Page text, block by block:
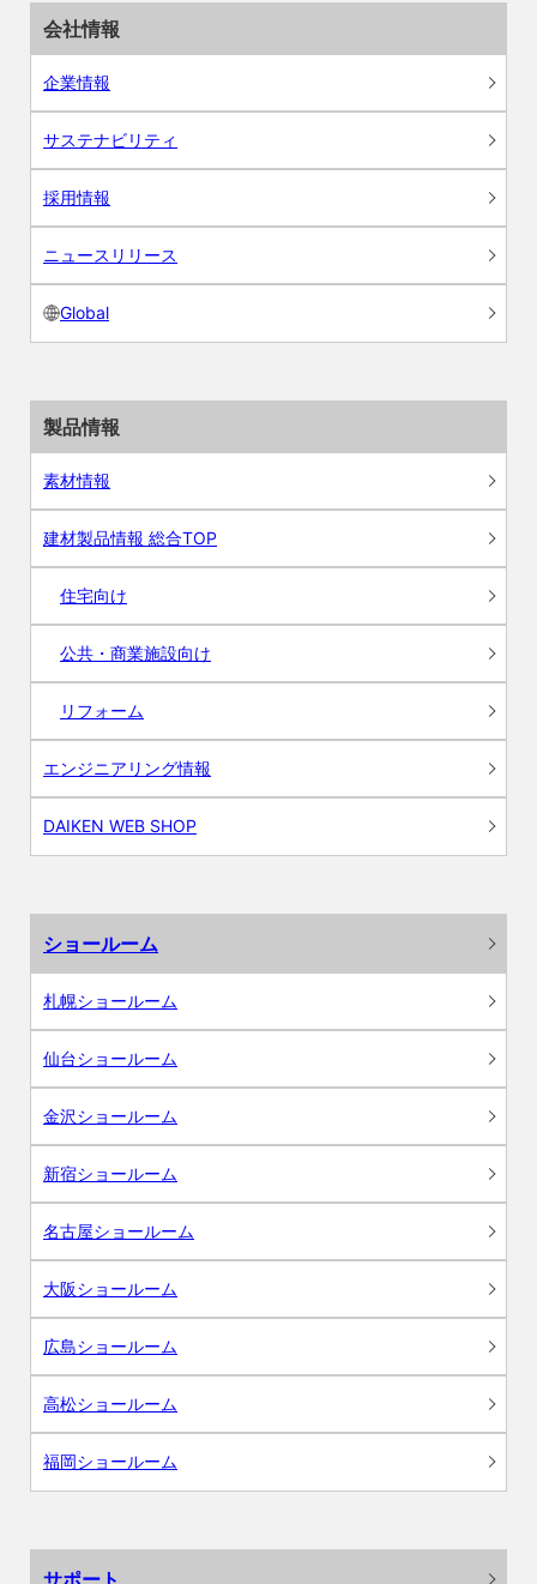
会社情報
企業情報
サステナビリティ
採用情報
ニュースリリース
Global
製品情報
素材情報
建材製品情報 総合TOP
住宅向け
公共・商業施設向け
リフォーム
エンジニアリング情報
DAIKEN WEB SHOP
ショールーム
札幌ショールーム
仙台ショールーム
金沢ショールーム
新宿ショールーム
名古屋ショールーム
大阪ショールーム
広島ショールーム
高松ショールーム
福岡ショールーム
サポート